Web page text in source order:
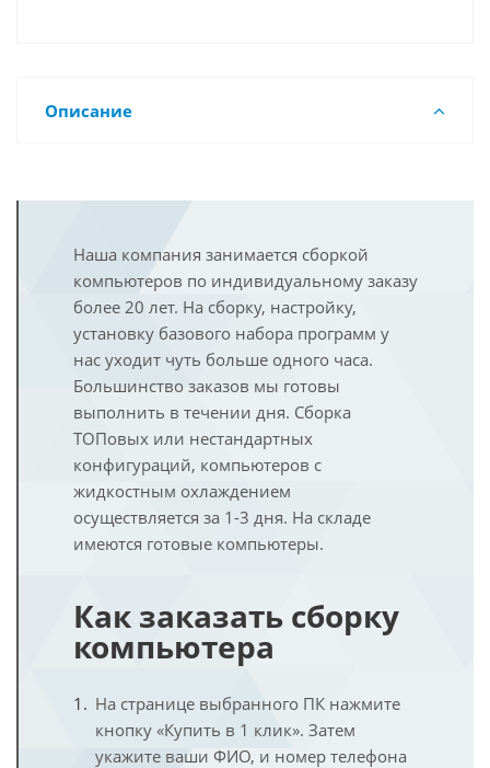
Описание
Наша компания занимается сборкой
компьютеров по индивидуальному заказу
более 20 лет. На сборку, настройку,
установку базового набора программ у
нас уходит чуть больше одного часа.
Большинство заказов мы готовы
выполнить в течении дня. Сборка
ТОПовых или нестандартных
конфигураций, компьютеров с
жидкостным охлаждением
осуществляется за 1-3 дня. На складе
имеются готовые компьютеры.
Как заказать сборку
компьютера
На странице выбранного ПК нажмите
кнопку «Купить в 1 клик». Затем
укажите ваши ФИО, и номер телефона